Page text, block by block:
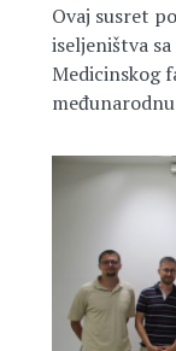
Ovaj susret
iseljeništva
Medicinskog